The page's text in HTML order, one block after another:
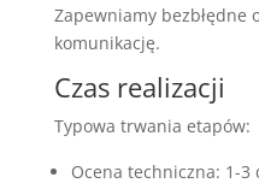
Zapewniamy bezbłędne
komunikację.
Czas realizacji
Typowa trwania etapów:
Ocena techniczna: 1-3